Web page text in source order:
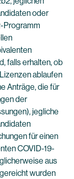
oder
Programm
falls erhalten, ob
ablaufen
Anträge, die für
der
jegliche
für einen
COVID-19-
aus
wurden